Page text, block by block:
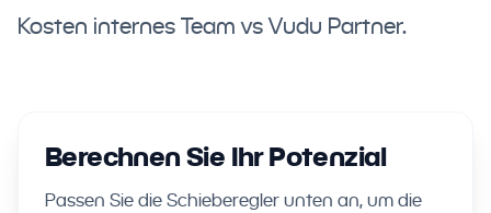
Kosten internes Team vs Vudu Partner.
Berechnen Sie Ihr Potenzial
Passen Sie die Schieberegler unten an, um die